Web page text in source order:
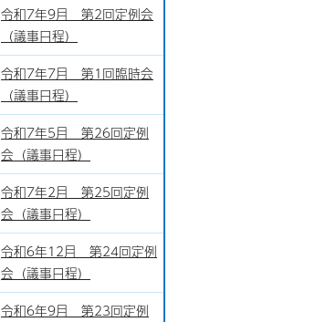
令和7年9月 第2回定例会
（議事日程）
令和7年7月 第1回臨時会
（議事日程）
令和7年5月 第26回定例
会（議事日程）
令和7年2月 第25回定例
会（議事日程）
令和6年12月 第24回定例
会（議事日程）
令和6年9月 第23回定例